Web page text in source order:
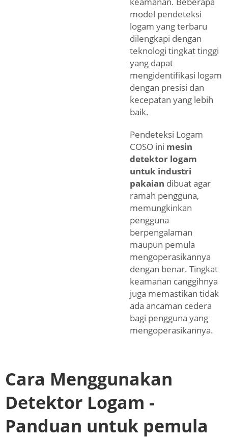
model pendeteksi
logam yang terbaru
dilengkapi dengan
teknologi tingkat tinggi
yang dapat
mengidentifikasi logam
dengan presisi dan
kecepatan yang lebih
baik.
Pendeteksi Logam
COSO ini mesin
detektor logam
untuk industri
pakaian dibuat agar
ramah pengguna,
memungkinkan
pengguna
berpengalaman
maupun pemula
mengoperasikannya
dengan benar. Tingkat
keamanan canggihnya
juga memastikan tidak
ada ancaman cedera
bagi pengguna yang
mengoperasikannya.
Cara Menggunakan
Detektor Logam -
Panduan untuk pemula